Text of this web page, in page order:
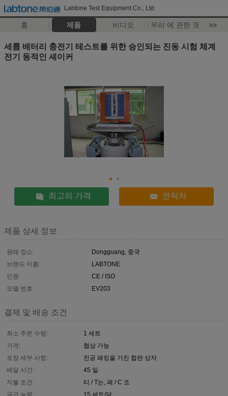
Labtone Test Equipment Co., Ltd
홈 제품 비디오 우리 에 관한 것 >>
세륨 배터리 충전기 테스트를 위한 승인되는 진동 시험 체계
전기 동적인 셰이커
최고의 가격 연락처
제품 상세 정보
원래 장소:
Dongguang, 중국
브랜드 이름:
LABTONE
인증:
CE / ISO
모델 번호:
EV203
결제 및 배송 조건
최소 주문 수량:
1 세트
가격:
협상 가능
포장 세부 사항:
진공 패킹을 가진 합판 상자
배달 시간:
45 일
지불 조건:
티 / T는, 패 / C 조
공급 능력:
15 세트/달